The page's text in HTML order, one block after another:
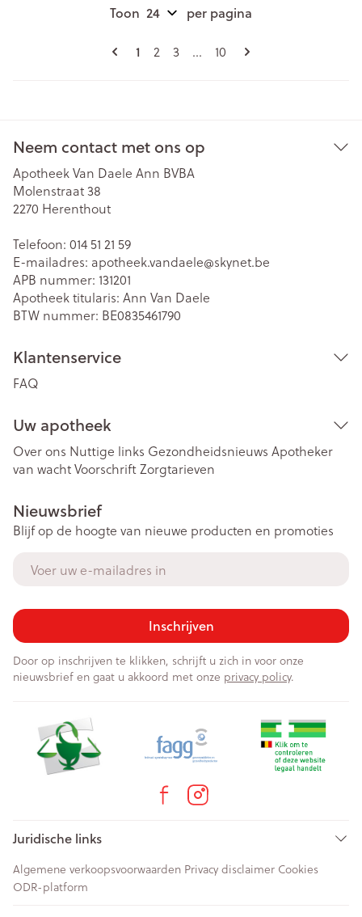
Pagina's
U lees momenteel pagina
1 Pagina
2 Pagina
3 ... Pagina
10
Toon per pagina
Neem contact met ons op
Apotheek Van Daele Ann BVBA
Molenstraat 38
2270 Herenthout
Telefoon: 014 51 21 59
E-mailadres: apotheek.vandaele@skynet.be
APB nummer: 131201
Apotheek titularis: Ann Van Daele
BTW nummer: BE0835461790
Klantenservice
FAQ
Uw apotheek
Over ons Nuttige links Gezondheidsnieuws Apotheker
van wachtVoorschriftZorgtarieven
Nieuwsbrief
Blijf op de hoogte van nieuwe producten en promoties
Inschrijven
Door op inschrijven te klikken, schrijft u zich in voor onze
nieuwsbrief en gaat u akkoord met onze privacy policy.
Juridische links
Algemene verkoopsvoorwaarden Privacy disclaimer Cookies
ODR-platform